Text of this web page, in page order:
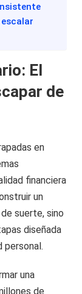
El
de
en
financiera
un
suerte, sino
diseñada
personal.
una
de